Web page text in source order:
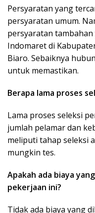
Persyaratan yang
persyaratan umum.
persyaratan
Indomaret di
Biaro. Sebaiknya
untuk memastikan.
Berapa lama proses
Lama proses seleksi
jumlah pelamar dan
meliputi tahap seleksi
mungkin tes.
Apakah ada biaya
pekerjaan ini?
Tidak ada biaya yang